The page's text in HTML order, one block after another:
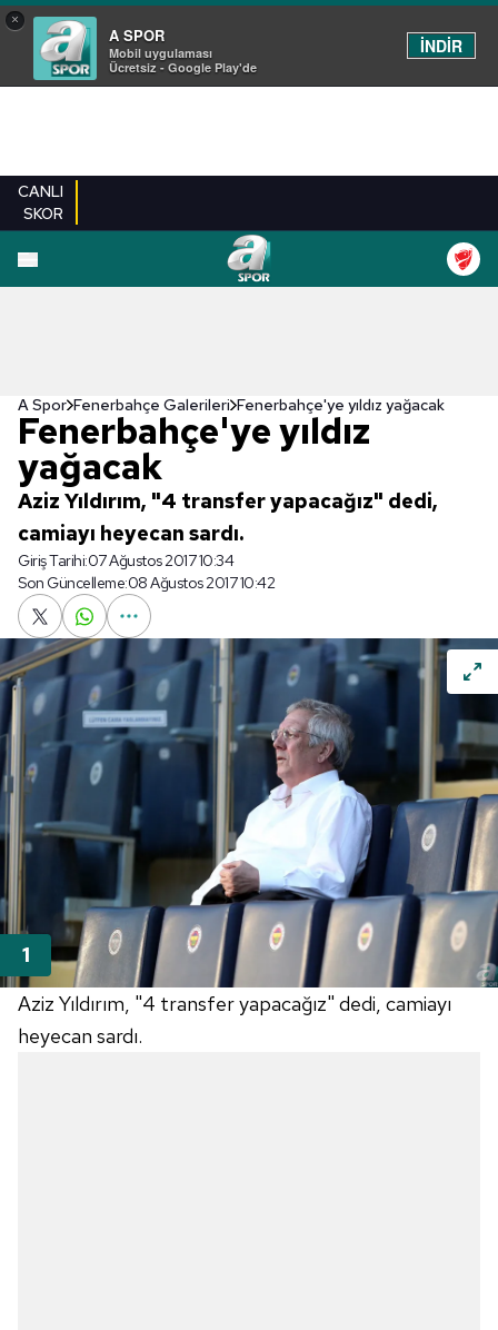
×
A SPOR
Mobil uygulaması
Ücretsiz - Google Play'de
İNDİR
CANLI
SKOR
EN YENILER
A Spor Fenerbahçe Galerileri Fenerbahçe'ye yıldız yağacak
Fenerbahçe'ye yıldız
yağacak
Aziz Yıldırım, "4 transfer yapacağız" dedi,
camiayı heyecan sardı.
Giriş Tarihi:07 Ağustos 2017 10:34
Son Güncelleme:08 Ağustos 2017 10:42
Aziz Yıldırım, "4 transfer yapacağız" dedi, camiayı
heyecan sardı.